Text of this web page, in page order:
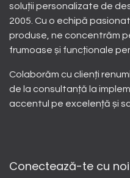
soluții personalizate de
2005. Cu o echipă
produse, ne concentrăm
frumoase și funcționale
Colaborăm cu clienți
de la consultanță la
accentul pe excelență și
Conectează-te cu noi